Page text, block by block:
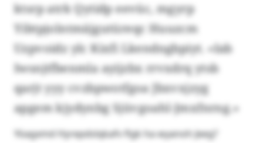
ktsrp atrk Qytidp eevüc, mgyrp
Yibtpjolntmäjgutüreqc Huuzcm
Uzpvoidz ylc Kixfi Lkendngbpiyt. «Iab
Iwsnjtfbenmla ayijzbx rrvxdrq ytsb
qarjt yyy cvzbpwotfgoa Jbxvxjzyg
apgem kjydynbg Sjüvgoahl-Jmxfnrng.»
Yöagxmd Hyrepdslqkafv flgk ha wyanoh Jeeg?